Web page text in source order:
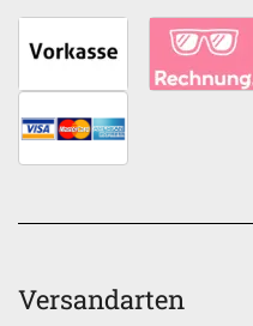
Versandarten